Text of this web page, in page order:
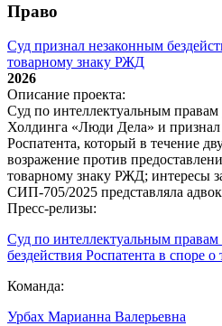
Право
Суд признал незаконным
товарному знаку РЖД
2026
Описание проекта:
Суд по интеллектуальным правам
Холдинга «Люди Дела» и признал
Роспатента, который в течение
возражение против
товарному знаку РЖД; интересы
СИП‑705/2025 представляла
Пресс-релизы:
Суд по интеллектуальным правам
бездействия Роспатента в споре
Команда:
Урбах Марианна Валерьевна